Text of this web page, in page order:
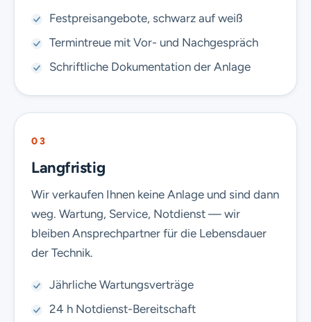
Festpreisangebote, schwarz auf weiß
Termintreue mit Vor- und Nachgespräch
Schriftliche Dokumentation der Anlage
03
Langfristig
Wir verkaufen Ihnen keine Anlage und sind dann
weg. Wartung, Service, Notdienst — wir
bleiben Ansprechpartner für die Lebensdauer
der Technik.
Jährliche Wartungsverträge
24 h Notdienst-Bereitschaft